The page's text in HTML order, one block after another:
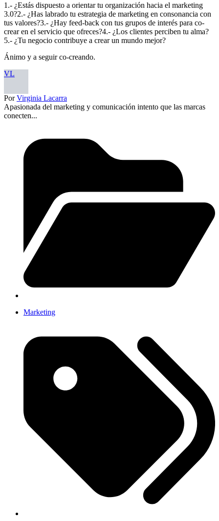
1.- ¿Estás dispuesto a orientar tu organización hacia el marketing
3.0?2.- ¿Has labrado tu estrategia de marketing en consonancia con
tus valores?3.- ¿Hay feed-back con tus grupos de interés para co-
crear en el servicio que ofreces?4.- ¿Los clientes perciben tu alma?
5.- ¿Tu negocio contribuye a crear un mundo mejor?
Ánimo y a seguir co-creando.
VL
PorVirginia Lacarra
Apasionada del marketing y comunicación intento que las marcas
conecten...
Marketing